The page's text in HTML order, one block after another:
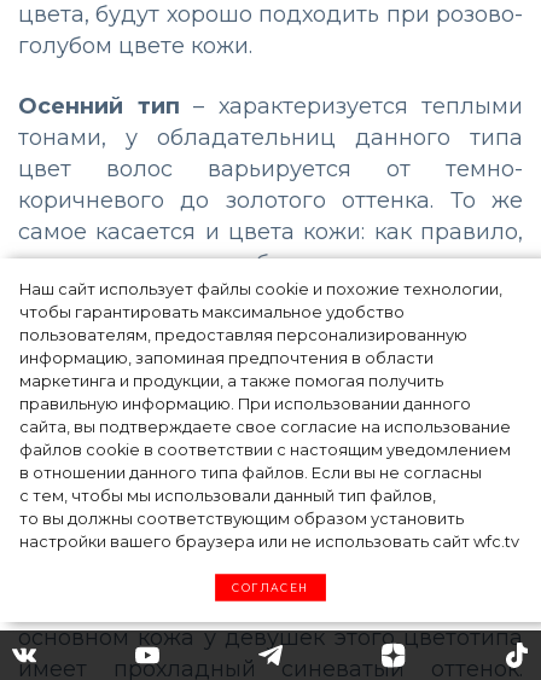
Наш сайт использует файлы cookie и похожие технологии,
чтобы гарантировать максимальное удобство
пользователям, предоставляя персонализированную
информацию, запоминая предпочтения в области
маркетинга и продукции, а также помогая получить
правильную информацию. При использовании данного
сайта, вы подтверждаете свое согласие на использование
файлов cookie в соответствии с настоящим уведомлением
в отношении данного типа файлов. Если вы не согласны
с тем, чтобы мы использовали данный тип файлов,
то вы должны соответствующим образом установить
настройки вашего браузера или не использовать сайт wfc.tv
СОГЛАСЕН
цвета, будут хорошо подходить при розово-
голубом цвете кожи.
Осенний тип – характеризуется теплыми
тонами, у обладательниц данного типа
цвет волос варьируется от темно-
коричневого до золотого оттенка. То же
самое касается и цвета кожи: как правило,
это смуглые, бронзовые оттенки.
Представительницам осеннего типа
рекомендуется использовать в своем
гардеробе одежду золотых тонов, теплый
оливковый цвет или цвет хаки, а также
нежные голубые, бежевые цвета. А вот с
белыми и черными тонами нужно быть
аккуратнее, так как они могут «утяжелить»
ваш образ.
– представительницы этого
типа характеризуются контрастами. В
основном кожа у девушек этого цветотипа
имеет прохладный синеватый оттенок.